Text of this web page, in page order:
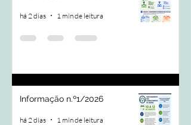
há 2 dias 1 min de leitura
Informação n.º1/2026
há 2 dias 1 min de leitura